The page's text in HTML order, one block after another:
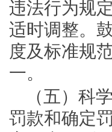
违法行为规
适时调整。
度及标准规
一。
（五）科
罚款和确定